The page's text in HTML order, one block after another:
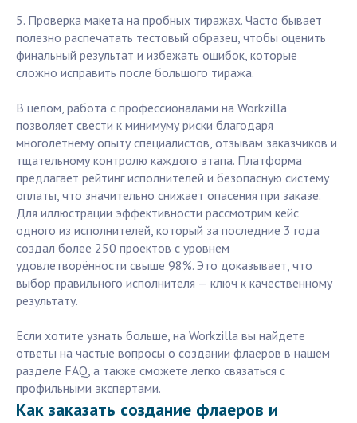
5. Проверка макета на пробных тиражах. Часто бывает
полезно распечатать тестовый образец, чтобы оценить
финальный результат и избежать ошибок, которые
сложно исправить после большого тиража.
В целом, работа с профессионалами на Workzilla
позволяет свести к минимуму риски благодаря
многолетнему опыту специалистов, отзывам заказчиков и
тщательному контролю каждого этапа. Платформа
предлагает рейтинг исполнителей и безопасную систему
оплаты, что значительно снижает опасения при заказе.
Для иллюстрации эффективности рассмотрим кейс
одного из исполнителей, который за последние 3 года
создал более 250 проектов с уровнем
удовлетворённости свыше 98%. Это доказывает, что
выбор правильного исполнителя — ключ к качественному
результату.
Если хотите узнать больше, на Workzilla вы найдете
ответы на частые вопросы о создании флаеров в нашем
разделе FAQ, а также сможете легко связаться с
профильными экспертами.
Как заказать создание флаеров и